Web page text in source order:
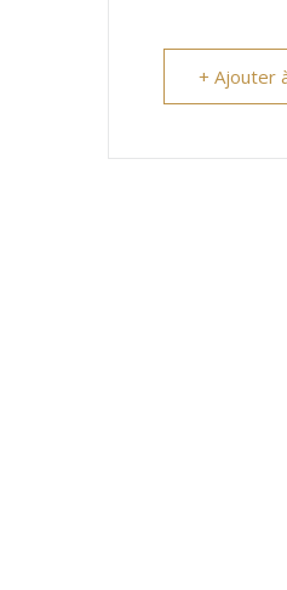
+ Ajouter